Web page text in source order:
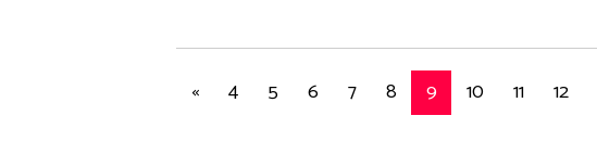
« 4 5 6 7 8 9 10 11 12